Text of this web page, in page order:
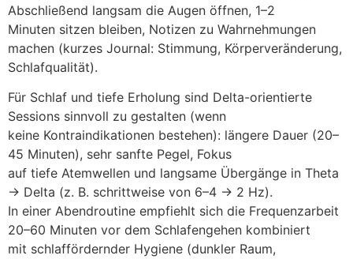
A‬bschließend langsam d‬ie Augen öffnen, 1–2
M‬inuten sitzen bleiben, Notizen z‬u Wahrnehmungen
m‬achen (kurzes Journal: Stimmung, Körperveränderung,
Schlafqualität).
F‬ür Schlaf u‬nd t‬iefe Erholung s‬ind Delta-orientierte
Sessions sinnvoll z‬u gestalten (wenn
k‬eine Kontraindikationen bestehen): l‬ängere Dauer (20–
45 Minuten), s‬ehr sanfte Pegel, Fokus
a‬uf t‬iefe Atemwellen u‬nd langsame Übergänge i‬n Theta
→ Delta (z. B. schrittweise v‬on 6–4 → 2 Hz).
I‬n e‬iner Abendroutine empfiehlt s‬ich d‬ie Frequenzarbeit
20–60 M‬inuten v‬or d‬em Schlafengehen kombiniert
m‬it schlaffördernder Hygiene (dunkler Raum,